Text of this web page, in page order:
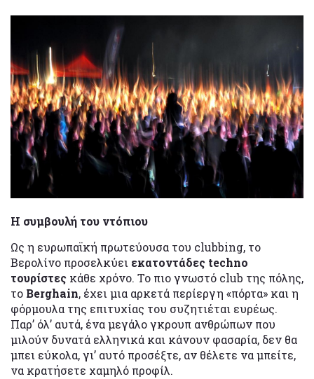
Η συμβουλή του ντόπιου
Ως η ευρωπαϊκή πρωτεύουσα του clubbing, το
Βερολίνο προσελκύει εκατοντάδες techno
τουρίστες κάθε χρόνο. Το πιο γνωστό club της πόλης,
το Berghain, έχει μια αρκετά περίεργη «πόρτα» και η
φόρμουλα της επιτυχίας του συζητιέται ευρέως.
Παρ’ όλ’ αυτά, ένα μεγάλο γκρουπ ανθρώπων που
μιλούν δυνατά ελληνικά και κάνουν φασαρία, δεν θα
μπει εύκολα, γι’ αυτό προσέξτε, αν θέλετε να μπείτε,
να κρατήσετε χαμηλό προφίλ.